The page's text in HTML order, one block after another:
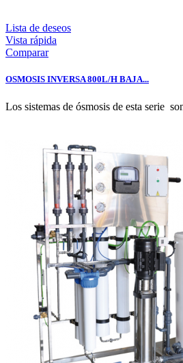
Lista de deseos
Vista rápida
Comparar
OSMOSIS INVERSA 800L/H BAJA...
Los sistemas de ósmosis de esta serie